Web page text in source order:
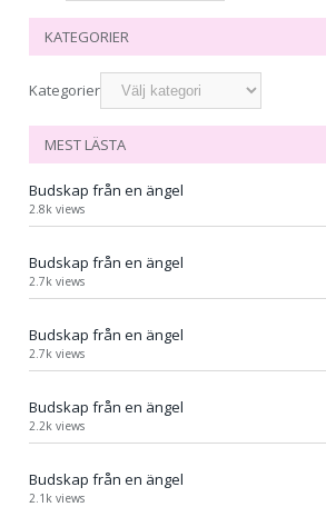
KATEGORIER
Kategorier
MEST LÄSTA
Budskap från en ängel
2.8k views
Budskap från en ängel
2.7k views
Budskap från en ängel
2.7k views
Budskap från en ängel
2.2k views
Budskap från en ängel
2.1k views